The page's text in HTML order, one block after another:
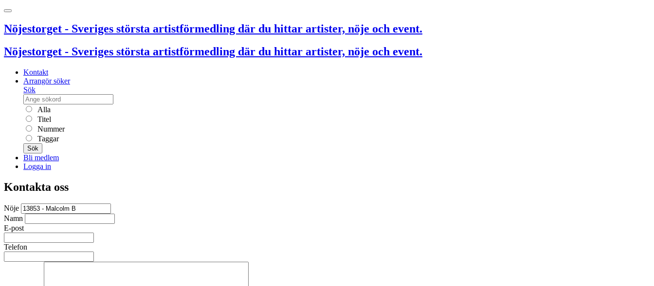
Nöjestorget - Sveriges största artistförmedling där du hittar artister, nöje och event.
Nöjestorget - Sveriges största artistförmedling där du hittar artister, nöje och event.
Kontakt
Arrangör söker
Sök
Alla
Titel
Nummer
Taggar
Sök
Bli medlem
Logga in
Kontakta oss
Nöje
Namn
E-post
Telefon